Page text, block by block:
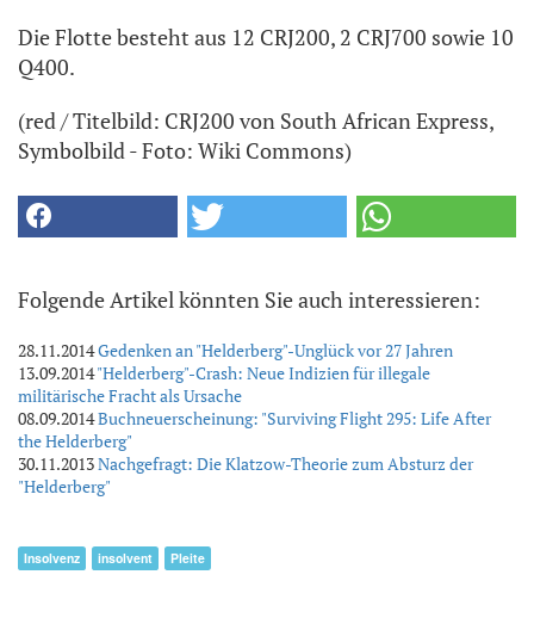
Die Flotte besteht aus 12 CRJ200, 2 CRJ700 sowie 10
Q400.
(red / Titelbild: CRJ200 von South African Express,
Symbolbild - Foto: Wiki Commons)
Folgende Artikel könnten Sie auch interessieren:
28.11.2014Gedenken an "Helderberg"-Unglück vor 27 Jahren
13.09.2014"Helderberg"-Crash: Neue Indizien für illegale
militärische Fracht als Ursache
08.09.2014Buchneuerscheinung: "Surviving Flight 295: Life After
the Helderberg"
30.11.2013Nachgefragt: Die Klatzow-Theorie zum Absturz der
"Helderberg"
Insolvenz insolvent Pleite